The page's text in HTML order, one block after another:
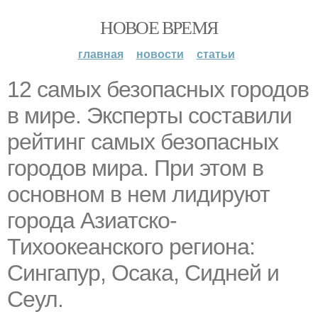
НОВОЕ ВРЕМЯ
главная новости статьи
12 самых безопасных городов
в мире. Эксперты составили
рейтинг самых безопасных
городов мира. При этом в
основном в нем лидируют
города Азиатско-
Тихоокеанского региона:
Сингапур, Осака, Сидней и
Сеул.